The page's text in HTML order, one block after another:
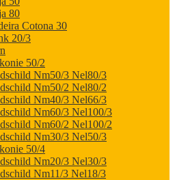
80
Cotona 30
20/3
50/2
Nm50/3 Nel80/3
Nm50/2 Nel80/2
Nm40/3 Nel66/3
Nm60/3 Nel100/3
Nm60/2 Nel100/2
Nm30/3 Nel50/3
50/4
Nm20/3 Nel30/3
Nm11/3 Nel18/3